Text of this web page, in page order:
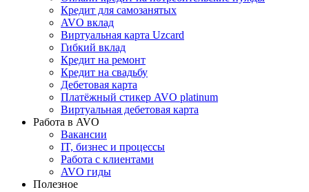
Кредит для самозанятых
AVO вклад
Виртуальная карта Uzcard
Гибкий вклад
Кредит на ремонт
Кредит на свадьбу
Дебетовая карта
Платёжный стикер AVO platinum
Виртуальная дебетовая карта
Работа в AVO
Вакансии
IT, бизнес и процессы
Работа с клиентами
AVO гиды
Полезное